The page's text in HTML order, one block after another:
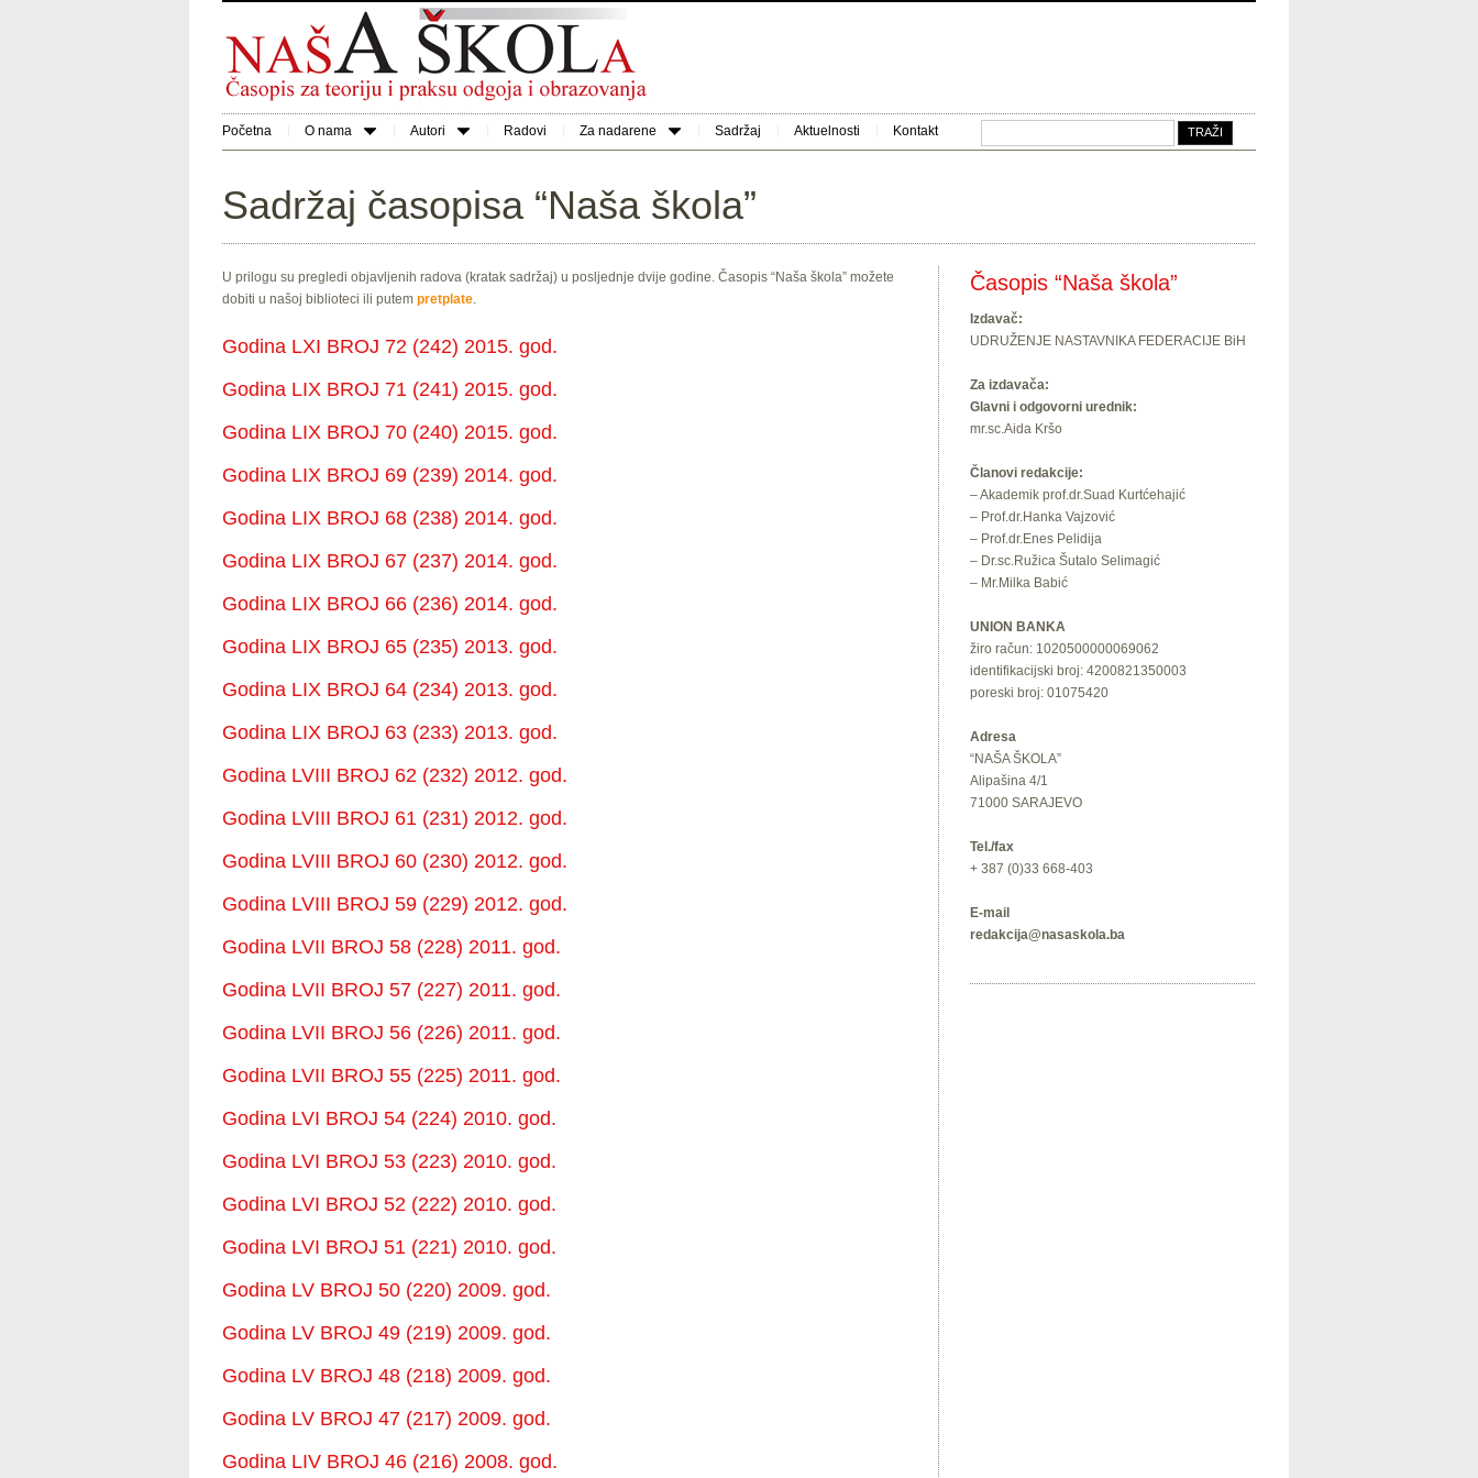
Početna O nama Autori Radovi Za nadarene Sadržaj Aktuelnosti Kontakt
Sadržaj časopisa “Naša škola”
U prilogu su pregledi objavljenih radova (kratak sadržaj) u posljednje dvije godine. Časopis “Naša škola” možete
dobiti u našoj biblioteci ili putem pretplate.
Godina LXI BROJ 72 (242) 2015. god.
Godina LIX BROJ 71 (241) 2015. god.
Godina LIX BROJ 70 (240) 2015. god.
Godina LIX BROJ 69 (239) 2014. god.
Godina LIX BROJ 68 (238) 2014. god.
Godina LIX BROJ 67 (237) 2014. god.
Godina LIX BROJ 66 (236) 2014. god.
Godina LIX BROJ 65 (235) 2013. god.
Godina LIX BROJ 64 (234) 2013. god.
Godina LIX BROJ 63 (233) 2013. god.
Godina LVIII BROJ 62 (232) 2012. god.
Godina LVIII BROJ 61 (231) 2012. god.
Godina LVIII BROJ 60 (230) 2012. god.
Godina LVIII BROJ 59 (229) 2012. god.
Godina LVII BROJ 58 (228) 2011. god.
Godina LVII BROJ 57 (227) 2011. god.
Godina LVII BROJ 56 (226) 2011. god.
Godina LVII BROJ 55 (225) 2011. god.
Godina LVI BROJ 54 (224) 2010. god.
Godina LVI BROJ 53 (223) 2010. god.
Godina LVI BROJ 52 (222) 2010. god.
Godina LVI BROJ 51 (221) 2010. god.
Godina LV BROJ 50 (220) 2009. god.
Godina LV BROJ 49 (219) 2009. god.
Godina LV BROJ 48 (218) 2009. god.
Godina LV BROJ 47 (217) 2009. god.
Godina LIV BROJ 46 (216) 2008. god.
Časopis “Naša škola”
Izdavač:
UDRUŽENJE NASTAVNIKA FEDERACIJE BiH
Za izdavača:
Glavni i odgovorni urednik:
mr.sc.Aida Kršo
Članovi redakcije:
– Akademik prof.dr.Suad Kurtćehajić
– Prof.dr.Hanka Vajzović
– Prof.dr.Enes Pelidija
– Dr.sc.Ružica Šutalo Selimagić
– Mr.Milka Babić
UNION BANKA
žiro račun: 1020500000069062
identifikacijski broj: 4200821350003
poreski broj: 01075420
Adresa
“NAŠA ŠKOLA”
Alipašina 4/1
71000 SARAJEVO
Tel./fax
+ 387 (0)33 668-403
E-mail
redakcija@nasaskola.ba